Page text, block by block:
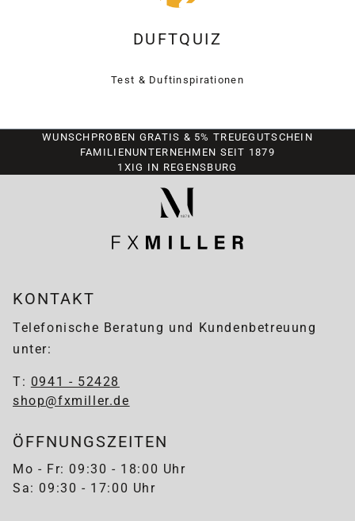
DUFTQUIZ
Test & Duftinspirationen
WUNSCHPROBEN GRATIS & 5% TREUEGUTSCHEIN
FAMILIENUNTERNEHMEN SEIT 1879
1XIG IN REGENSBURG
KONTAKT
Telefonische Beratung und Kundenbetreuung
unter:
T: 0941 - 52428
shop@fxmiller.de
ÖFFNUNGSZEITEN
Mo - Fr: 09:30 - 18:00 Uhr
Sa: 09:30 - 17:00 Uhr